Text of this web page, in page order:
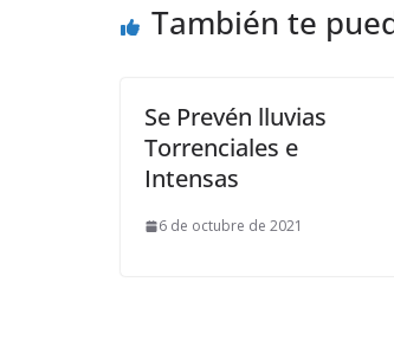
También te
Se Prevén lluvias
Torrenciales e
Intensas
6 de octubre de 2021